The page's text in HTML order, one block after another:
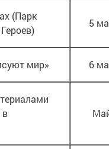
(Парк
5
мир» 6
в